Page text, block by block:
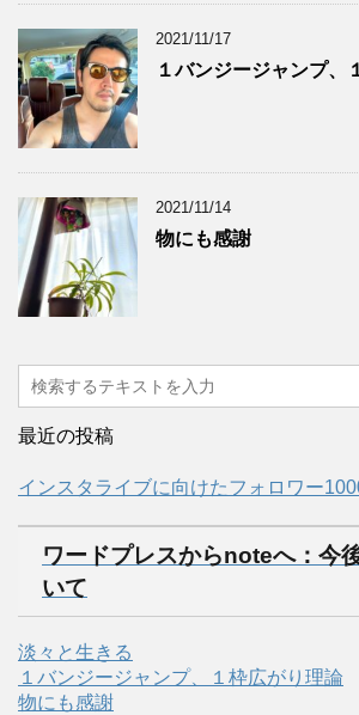
2021/11/17
１バンジージャンプ、
2021/11/14
物にも感謝
最近の投稿
インスタライブに向けたフォロワー
ワードプレスからnoteへ：今
いて
淡々と生きる
１バンジージャンプ、１枠広がり理論
物にも感謝